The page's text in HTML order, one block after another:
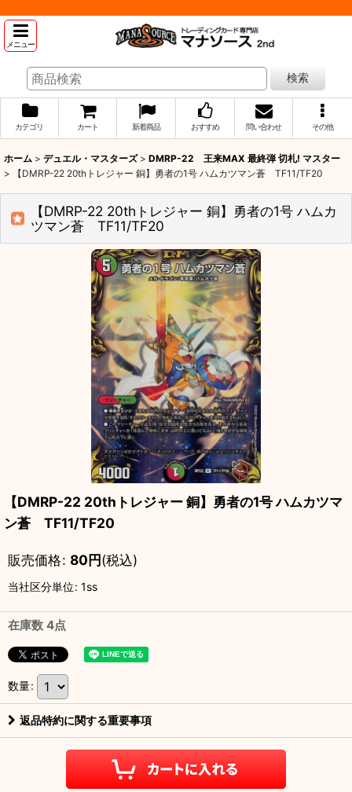
メニュー
検索
カテゴリ カート 新着商品 おすすめ 問い合わせ その他
ホーム > デュエル・マスターズ > DMRP-22 王来MAX 最終弾 切札! マスター
>
【DMRP-22 20thトレジャー 銅】勇者の1号 ハムカツマン蒼 TF11/TF20
【DMRP-22 20thトレジャー 銅】勇者の1号 ハムカ
ツマン蒼 TF11/TF20
【DMRP-22 20thトレジャー 銅】勇者の1号 ハムカツマ
ン蒼 TF11/TF20
販売価格: 80円(税込)
当社区分単位: 1ss
在庫数 4点
数量:
返品特約に関する重要事項